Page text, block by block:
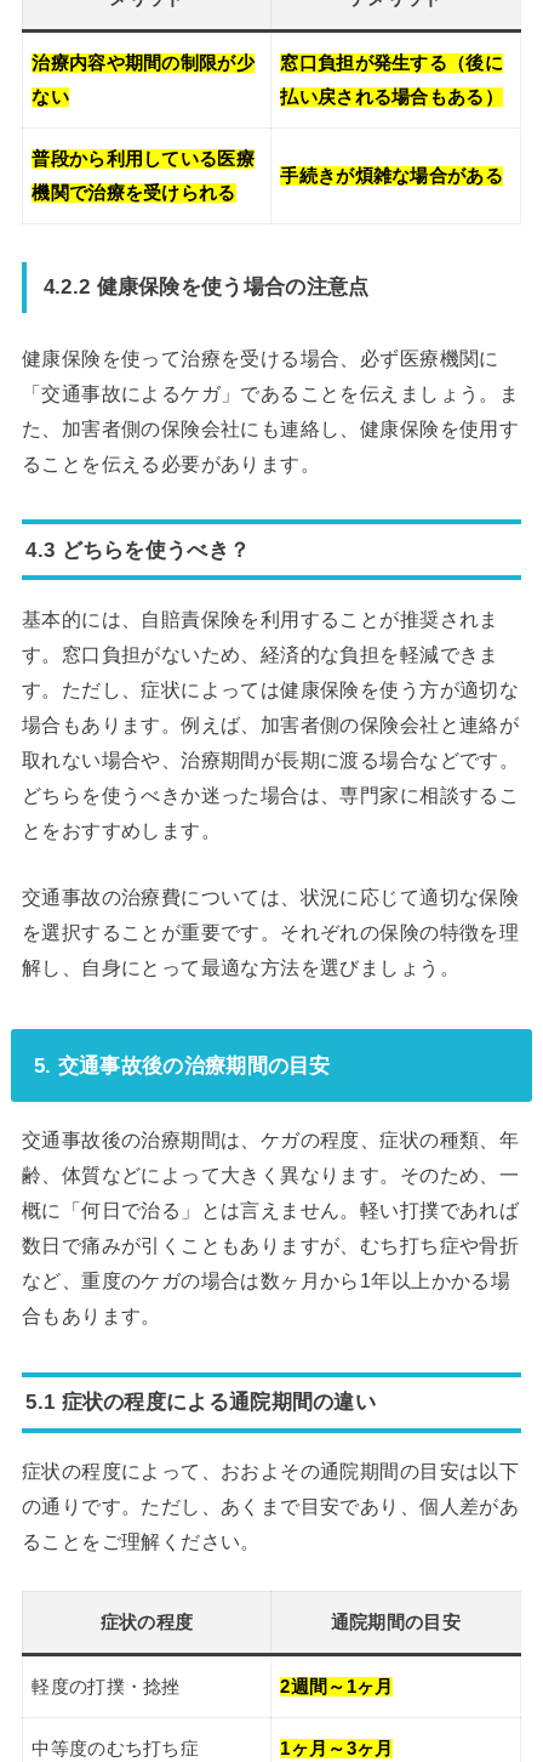
治療内容や期間の制限が少
ない
窓口負担が発生する（後に
払い戻される場合もある）
普段から利用している医療
機関で治療を受けられる
手続きが煩雑な場合がある
4.2.2 健康保険を使う場合の注意点
健康保険を使って治療を受ける場合、必ず医療機関に
「交通事故によるケガ」であることを伝えましょう。ま
た、加害者側の保険会社にも連絡し、健康保険を使用す
ることを伝える必要があります。
4.3 どちらを使うべき？
基本的には、自賠責保険を利用することが推奨されま
す。窓口負担がないため、経済的な負担を軽減できま
す。ただし、症状によっては健康保険を使う方が適切な
場合もあります。例えば、加害者側の保険会社と連絡が
取れない場合や、治療期間が長期に渡る場合などです。
どちらを使うべきか迷った場合は、専門家に相談するこ
とをおすすめします。
交通事故の治療費については、状況に応じて適切な保険
を選択することが重要です。それぞれの保険の特徴を理
解し、自身にとって最適な方法を選びましょう。
5. 交通事故後の治療期間の目安
交通事故後の治療期間は、ケガの程度、症状の種類、年
齢、体質などによって大きく異なります。そのため、一
概に「何日で治る」とは言えません。軽い打撲であれば
数日で痛みが引くこともありますが、むち打ち症や骨折
など、重度のケガの場合は数ヶ月から1年以上かかる場
合もあります。
5.1 症状の程度による通院期間の違い
症状の程度によって、おおよその通院期間の目安は以下
の通りです。ただし、あくまで目安であり、個人差があ
ることをご理解ください。
症状の程度 通院期間の目安
軽度の打撲・捻挫 2週間～1ヶ月
中等度のむち打ち症 1ヶ月～3ヶ月